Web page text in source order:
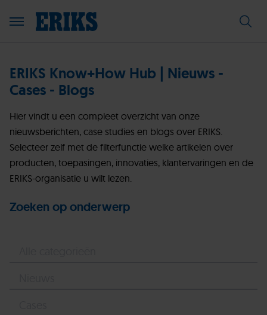
ERIKS Know+How Hub | Nieuws -
Cases - Blogs
Hier vindt u een compleet overzicht van onze
nieuwsberichten, case studies en blogs over ERIKS.
Selecteer zelf met de filterfunctie welke artikelen over
producten, toepasingen, innovaties, klantervaringen en de
ERIKS-organisatie u wilt lezen.
Zoeken op onderwerp